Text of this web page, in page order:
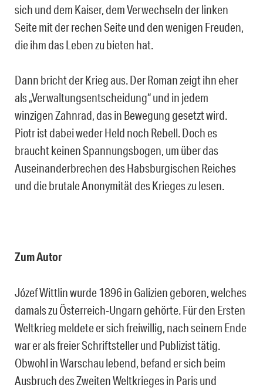
sich und dem Kaiser, dem Verwechseln der linken
Seite mit der rechen Seite und den wenigen Freuden,
die ihm das Leben zu bieten hat.
Dann bricht der Krieg aus. Der Roman zeigt ihn eher
als „Verwaltungsentscheidung“ und in jedem
winzigen Zahnrad, das in Bewegung gesetzt wird.
Piotr ist dabei weder Held noch Rebell. Doch es
braucht keinen Spannungsbogen, um über das
Auseinanderbrechen des Habsburgischen Reiches
und die brutale Anonymität des Krieges zu lesen.
Zum Autor
Józef Wittlin wurde 1896 in Galizien geboren, welches
damals zu Österreich-Ungarn gehörte. Für den Ersten
Weltkrieg meldete er sich freiwillig, nach seinem Ende
war er als freier Schriftsteller und Publizist tätig.
Obwohl in Warschau lebend, befand er sich beim
Ausbruch des Zweiten Weltkrieges in Paris und